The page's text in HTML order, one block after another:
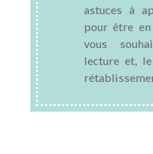
astuces à
pour être
vous
lecture et,